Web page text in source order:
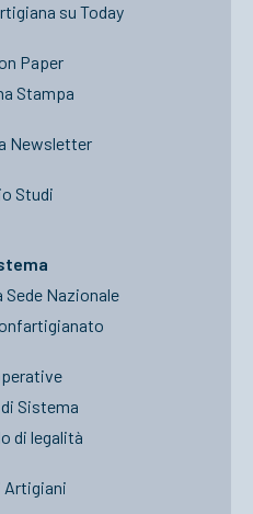
su Today
Paper
Stampa
Newsletter
Studi
Sede Nazionale
Sistema
di legalità
Artigiani